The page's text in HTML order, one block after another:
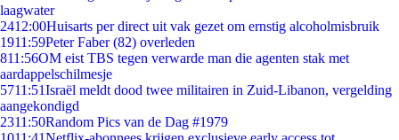
laagwater
2412:00Huisarts per direct uit vak gezet om ernstig alcoholmisbruik
1911:59Peter Faber (82) overleden
811:56OM eist TBS tegen verwarde man die agenten stak met
aardappelschilmesje
5711:51Israël meldt dood twee militairen in Zuid-Libanon, vergelding
aangekondigd
2311:50Random Pics van de Dag #1979